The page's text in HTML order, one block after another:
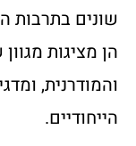
שונים בתרבות
הן מציגות
והמודרנית,
הייחודיים.